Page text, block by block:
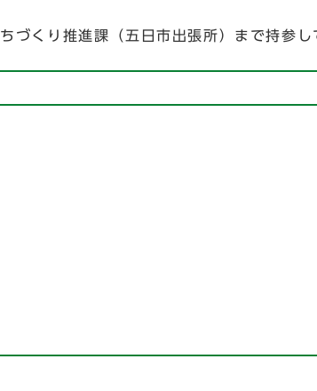
くり推進課（五日市出張所）まで持参し